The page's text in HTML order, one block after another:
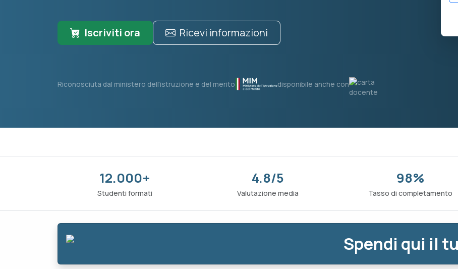
Iscriviti ora Ricevi informazioni
Riconosciuta dal ministero dell'istruzione e del merito disponibile anche con
12.000+
Studenti formati
4.8/5
Valutazione media
98%
Tasso di completamento
Spendi qui il